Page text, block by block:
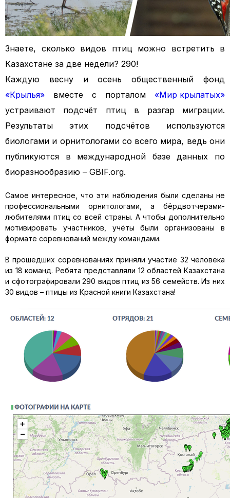
Знаете, сколько видов птиц можно встретить в
Казахстане за две недели? 290!
Каждую весну и осень общественный фонд
«Крылья» вместе с порталом «Мир крылатых»
устраивают подсчёт птиц в разгар миграции.
Результаты этих подсчётов используются
биологами и орнитологами со всего мира, ведь они
публикуются в международной базе данных по
биоразнообразию – GBIF.org.
Самое интересное, что эти наблюдения были сделаны не
профессиональными орнитологами, а бёрдвотчерами-
любителями птиц со всей страны. А чтобы дополнительно
мотивировать участников, учёты были организованы в
формате соревнований между командами.
В прошедших соревнованиях приняли участие 32 человека
из 18 команд. Ребята представляли 12 областей Казахстана
и сфотографировали 290 видов птиц из 56 семейств. Из них
30 видов – птицы из Красной книги Казахстана!